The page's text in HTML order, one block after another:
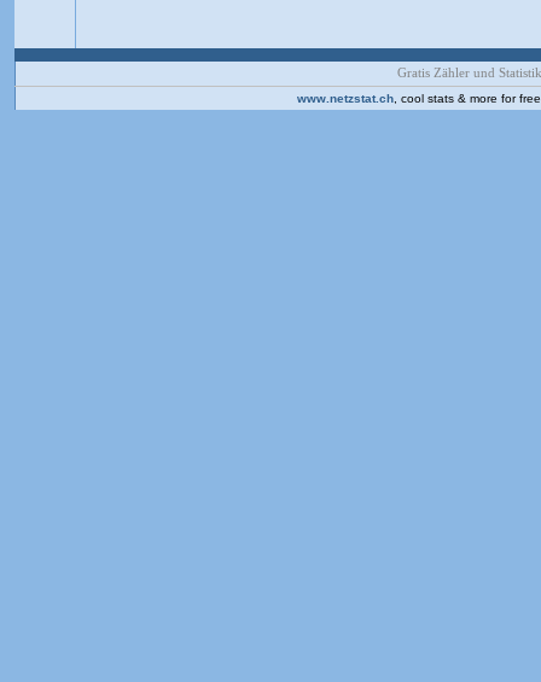
Gratis Zähler und
www.netzstat.ch , cool stats & more for